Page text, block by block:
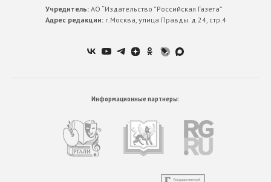
Учредитель:АО “Издательство ”Российская Газета”
Адрес редакции:г.Москва, улица Правды. д.24, стр.4
Информационные партнеры: